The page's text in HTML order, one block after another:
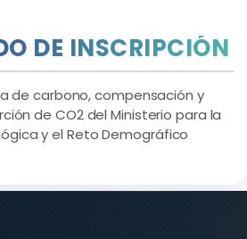
DE INSCRIPCIÓN
de carbono, compensación y
de CO2 del Ministerio para la
y el Reto Demográfico